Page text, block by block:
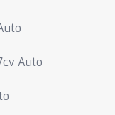
Auto